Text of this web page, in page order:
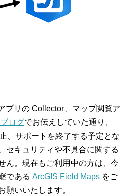
プリの Collector、マップ閲覧ア
ログでお伝えしていた通り、
、サポートを終了する予定とな
セキュリティや不具合に関する
ん。現在もご利用中の方は、今
である ArcGIS Field Maps をご
願いいたします。